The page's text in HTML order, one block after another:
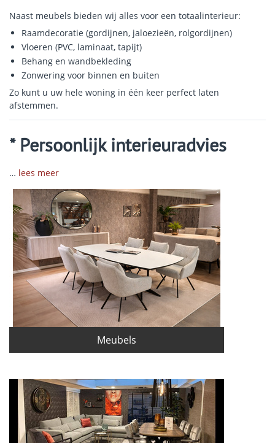
Naast meubels bieden wij alles voor een totaalinterieur:
Raamdecoratie (gordijnen, jaloezieën, rolgordijnen)
Vloeren (PVC, laminaat, tapijt)
Behang en wandbekleding
Zonwering voor binnen en buiten
Zo kunt u uw hele woning in één keer perfect laten
afstemmen.
* Persoonlijk interieuradvies
… lees meer
Meubels